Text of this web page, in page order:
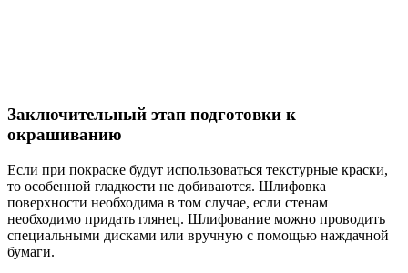
Заключительный этап подготовки к
окрашиванию
Если при покраске будут использоваться текстурные краски,
то особенной гладкости не добиваются. Шлифовка
поверхности необходима в том случае, если стенам
необходимо придать глянец. Шлифование можно проводить
специальными дисками или вручную с помощью наждачной
бумаги.